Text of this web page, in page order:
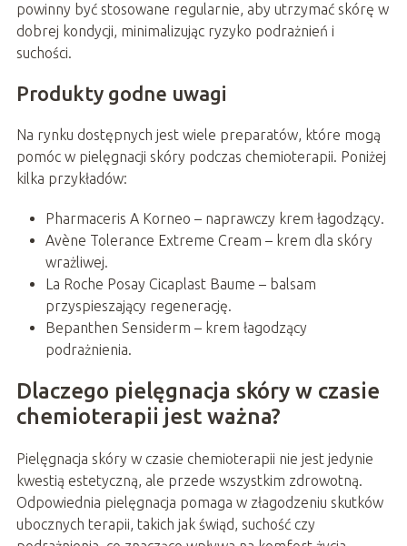
powinny być stosowane regularnie, aby utrzymać skórę w
dobrej kondycji, minimalizując ryzyko podrażnień i
suchości.
Produkty godne uwagi
Na rynku dostępnych jest wiele preparatów, które mogą
pomóc w pielęgnacji skóry podczas chemioterapii. Poniżej
kilka przykładów:
Pharmaceris A Korneo – naprawczy krem łagodzący.
Avène Tolerance Extreme Cream – krem dla skóry
wrażliwej.
La Roche Posay Cicaplast Baume – balsam
przyspieszający regenerację.
Bepanthen Sensiderm – krem łagodzący
podrażnienia.
Dlaczego pielęgnacja skóry w czasie
chemioterapii jest ważna?
Pielęgnacja skóry w czasie chemioterapii nie jest jedynie
kwestią estetyczną, ale przede wszystkim zdrowotną.
Odpowiednia pielęgnacja pomaga w złagodzeniu skutków
ubocznych terapii, takich jak świąd, suchość czy